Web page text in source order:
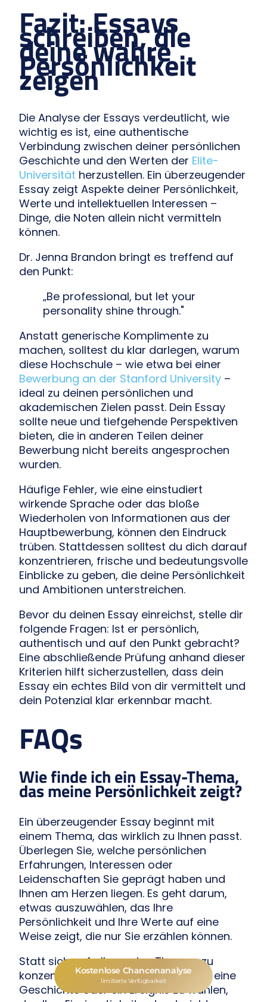
Kostenlose Chancenanalyse
limitierte Verfügbarkeit
Fazit: Essays
schreiben, die
deine wahre
Persönlichkeit
zeigen
Die Analyse der Essays verdeutlicht, wie
wichtig es ist, eine authentische
Verbindung zwischen deiner persönlichen
Geschichte und den Werten der Elite-
Universität herzustellen. Ein überzeugender
Essay zeigt Aspekte deiner Persönlichkeit,
Werte und intellektuellen Interessen –
Dinge, die Noten allein nicht vermitteln
können.
Dr. Jenna Brandon bringt es treffend auf
den Punkt:
„Be professional, but let your
personality shine through."
Anstatt generische Komplimente zu
machen, solltest du klar darlegen, warum
diese Hochschule – wie etwa bei einer
Bewerbung an der Stanford University –
ideal zu deinen persönlichen und
akademischen Zielen passt. Dein Essay
sollte neue und tiefgehende Perspektiven
bieten, die in anderen Teilen deiner
Bewerbung nicht bereits angesprochen
wurden.
Häufige Fehler, wie eine einstudiert
wirkende Sprache oder das bloße
Wiederholen von Informationen aus der
Hauptbewerbung, können den Eindruck
trüben. Stattdessen solltest du dich darauf
konzentrieren, frische und bedeutungsvolle
Einblicke zu geben, die deine Persönlichkeit
und Ambitionen unterstreichen.
Bevor du deinen Essay einreichst, stelle dir
folgende Fragen: Ist er persönlich,
authentisch und auf den Punkt gebracht?
Eine abschließende Prüfung anhand dieser
Kriterien hilft sicherzustellen, dass dein
Essay ein echtes Bild von dir vermittelt und
dein Potenzial klar erkennbar macht.
FAQs
Wie finde ich ein Essay-Thema,
das meine Persönlichkeit zeigt?
Ein überzeugender Essay beginnt mit
einem Thema, das wirklich zu Ihnen passt.
Überlegen Sie, welche persönlichen
Erfahrungen, Interessen oder
Leidenschaften Sie geprägt haben und
Ihnen am Herzen liegen. Es geht darum,
etwas auszuwählen, das Ihre
Persönlichkeit und Ihre Werte auf eine
Weise zeigt, die nur Sie erzählen können.
Statt sich auf allgemeine Themen zu
konzentrieren, sollten Sie versuchen, eine
Geschichte oder ein Ereignis zu wählen,